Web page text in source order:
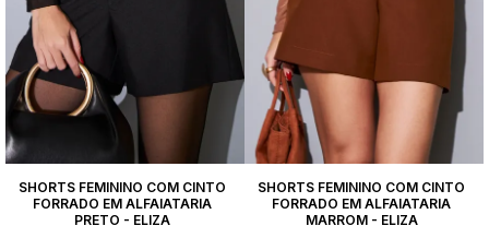
SHORTS FEMININO COM CINTO
FORRADO EM ALFAIATARIA
PRETO - ELIZA
SHORTS FEMININO COM CINTO
FORRADO EM ALFAIATARIA
MARROM - ELIZA